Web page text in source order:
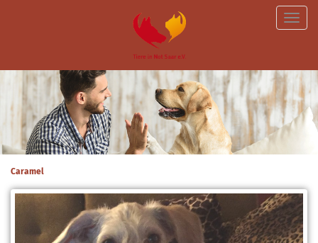
Toggle
Caramel